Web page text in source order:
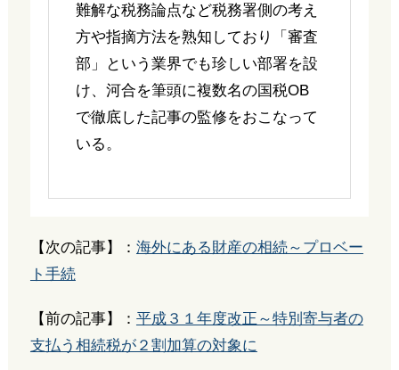
難解な税務論点など税務署側の考え
方や指摘方法を熟知しており「審査
部」という業界でも珍しい部署を設
け、河合を筆頭に複数名の国税OB
で徹底した記事の監修をおこなって
いる。
【次の記事】： 海外にある財産の相続～プロベー
ト手続
【前の記事】： 平成３１年度改正～特別寄与者の
支払う相続税が２割加算の対象に